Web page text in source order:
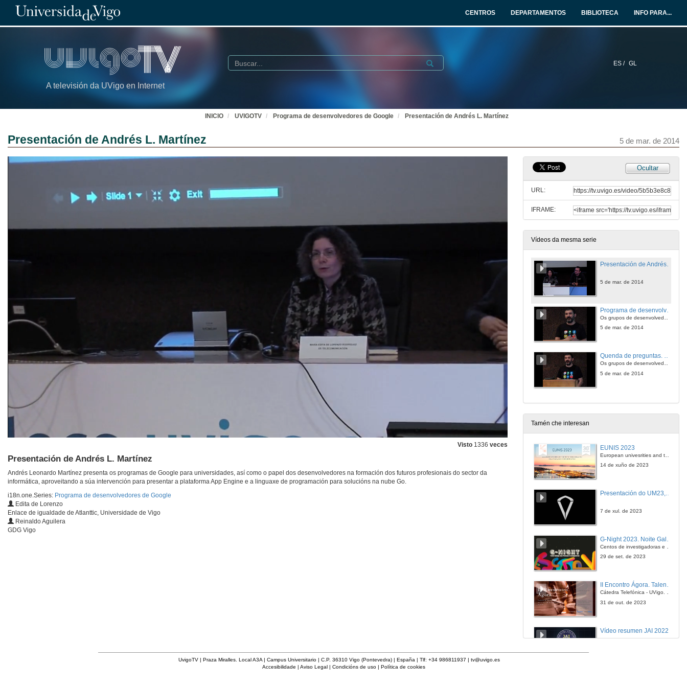
CENTROS DEPARTAMENTOS BIBLIOTECA INFO PARA...
A televisión da UVigo en Internet
ES / GL
Buscar Submit
INICIO UVIGOTV Programa de desenvolvedores de Google Presentación de Andrés L. Martínez
Presentación de Andrés L. Martínez 5 de mar. de 2014
Visto 1336 veces
Presentación de Andrés L. Martínez
Andrés Leonardo Martínez presenta os programas de Google para universidades, así como o papel dos desenvolvedores na formación dos futuros profesionais do sector da
informática, aproveitando a súa intervención para presentar a plataforma App Engine e a linguaxe de programación para solucións na nube Go.
i18n.one.Series: Programa de desenvolvedores de Google
Edita de Lorenzo
Enlace de igualdade de Atlanttic, Universidade de Vigo
Reinaldo Aguilera
GDG Vigo
Ocultar
URL:
IFRAME:
Vídeos da mesma serie
Presentación de Andrés L. Martínez
5 de mar. de 2014
Os grupos de desenvolvedores, Go e AppEngine
5 de mar. de 2014
Quenda de preguntas. Programa de desenvolvedores de Google
Os grupos de desenvolvedores, Go e AppEngine
5 de mar. de 2014
Tamén che interesan
EUNIS 2023
European univesrities and the digital transformation: challenges and opportunities ahead
14 de xuño de 2023
Presentación do UM23, o novo monopraza de UVigo Motorsport
7 de xul. de 2023
Centos de investigadoras e investigadores, decenas de actividades e sete cidades
29 de set. de 2023
II Encontro Ágora. Talento e innovación na era da transformación dixital
Cátedra Telefónica - UVigo. Espazos de innovación
31 de out. de 2023
Vídeo resumen JAI 2022
UvigoTV | Praza Miralles. Local A3A | Campus Universitario | C.P. 36310 Vigo (Pontevedra) | España | Tlf: +34 986811937 | tv@uvigo.es
Accesibilidade | Aviso Legal| Condicións de uso| Política de cookies